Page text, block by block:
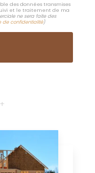
des données transmises
et le traitement de ma
ne sera faite des
de confidentialité)